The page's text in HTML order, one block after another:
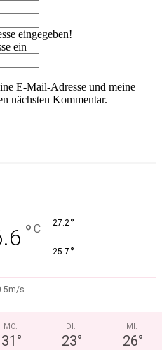
eingegeben!
ein
E-Mail-Adresse und meine
nächsten Kommentar.
° C 27.2°
25.7 °
s
MO.
31 °
DI.
23°
MI.
26°